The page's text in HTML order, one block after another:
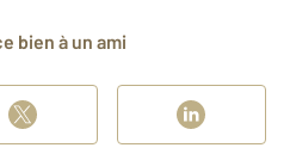
bien à un ami